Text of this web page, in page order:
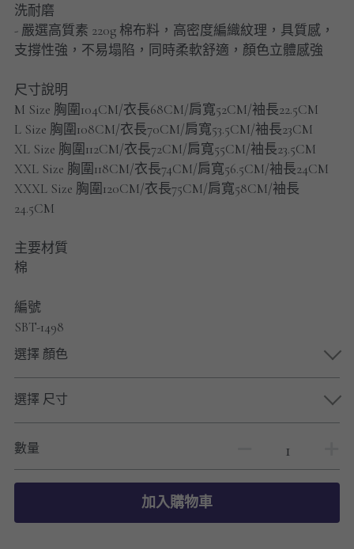
洗耐磨
- 嚴選高質素 220g 棉布料，高密度編織紋理，具質感，
支撐性強，不易塌陷，同時柔軟舒適，顏色立體感強
尺寸說明
M Size 胸圍104CM/衣長68CM/肩寬52CM/袖長22.5CM
L Size 胸圍108CM/衣長70CM/肩寬53.5CM/袖長23CM
XL Size 胸圍112CM/衣長72CM/肩寬55CM/袖長23.5CM
XXL Size 胸圍118CM/衣長74CM/肩寬56.5CM/袖長24CM
XXXL Size 胸圍120CM/衣長75CM/肩寬58CM/袖長
24.5CM
主要材質
棉
編號
SBT-1498
選擇 顏色
選擇 尺寸
數量
加入購物車
男裝長褲
男士短褲
男裝九分褲
男裝外套
男裝短袖 T-SHIRT
重磅純色 長袖T-Shirt 系列
重磅純色 衛衣 系列
限時促銷